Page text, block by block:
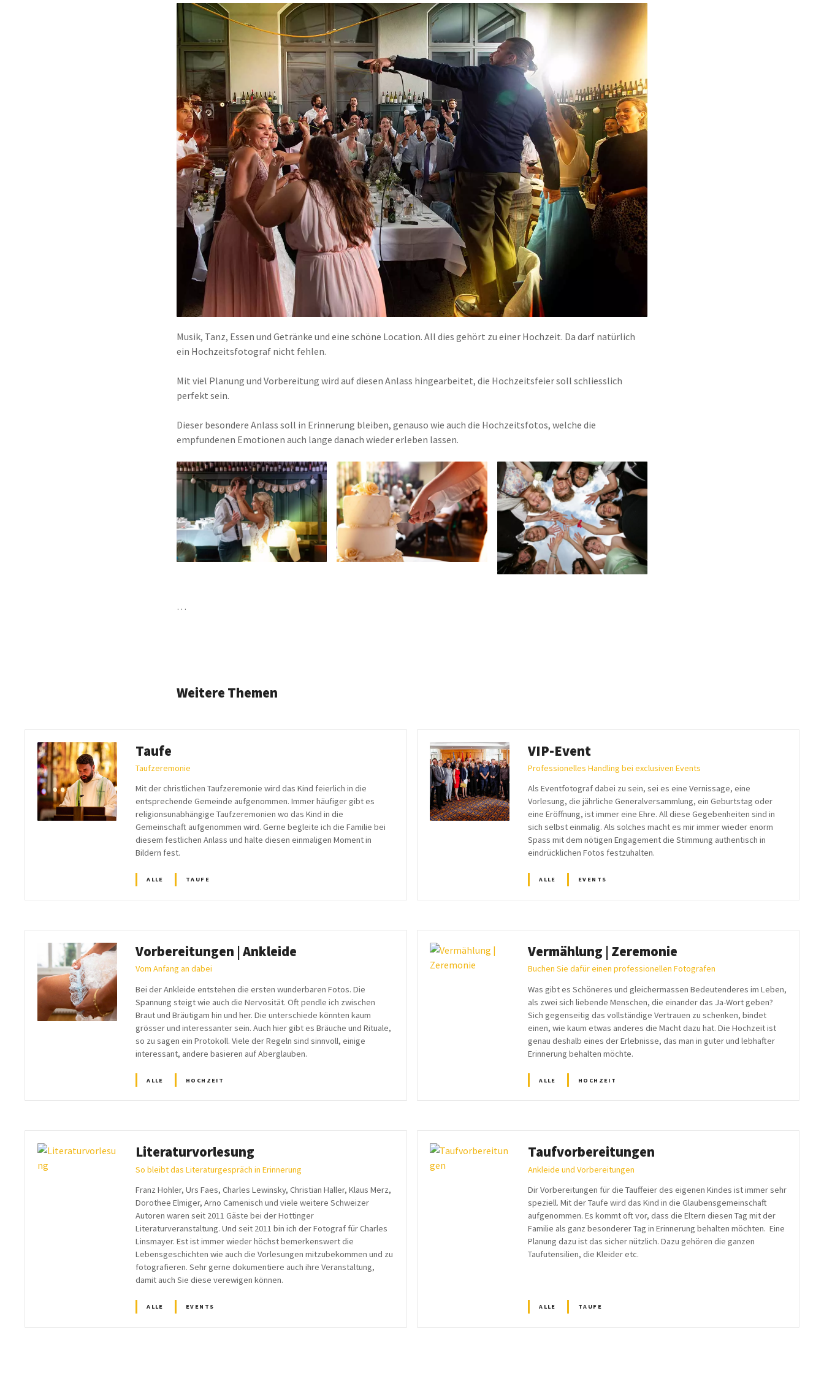
Musik, Tanz, Essen und Getränke und eine schöne Location. All dies gehört zu einer Hochzeit. Da darf natürlich
ein Hochzeitsfotograf nicht fehlen.
Mit viel Planung und Vorbereitung wird auf diesen Anlass hingearbeitet, die Hochzeitsfeier soll schliesslich
perfekt sein.
Dieser besondere Anlass soll in Erinnerung bleiben, genauso wie auch die Hochzeitsfotos, welche die
empfundenen Emotionen auch lange danach wieder erleben lassen.
…
Weitere Themen
Taufe
Taufzeremonie
Mit der christlichen Taufzeremonie wird das Kind feierlich in die
entsprechende Gemeinde aufgenommen. Immer häufiger gibt es
religionsunabhängige Taufzeremonien wo das Kind in die
Gemeinschaft aufgenommen wird. Gerne begleite ich die Familie bei
diesem festlichen Anlass und halte diesen einmaligen Moment in
Bildern fest.
ALLE TAUFE
VIP-Event
Professionelles Handling bei exclusiven Events
Als Eventfotograf dabei zu sein, sei es eine Vernissage, eine
Vorlesung, die jährliche Generalversammlung, ein Geburtstag oder
eine Eröffnung, ist immer eine Ehre. All diese Gegebenheiten sind in
sich selbst einmalig. Als solches macht es mir immer wieder enorm
Spass mit dem nötigen Engagement die Stimmung authentisch in
eindrücklichen Fotos festzuhalten.
ALLE EVENTS
Vorbereitungen | Ankleide
Vom Anfang an dabei
Bei der Ankleide entstehen die ersten wunderbaren Fotos. Die
Spannung steigt wie auch die Nervosität. Oft pendle ich zwischen
Braut und Bräutigam hin und her. Die unterschiede könnten kaum
grösser und interessanter sein. Auch hier gibt es Bräuche und Rituale,
so zu sagen ein Protokoll. Viele der Regeln sind sinnvoll, einige
interessant, andere basieren auf Aberglauben.
ALLE HOCHZEIT
Vermählung | Zeremonie
Buchen Sie dafür einen professionellen Fotografen
Was gibt es Schöneres und gleichermassen Bedeutenderes im Leben,
als zwei sich liebende Menschen, die einander das Ja-Wort geben?
Sich gegenseitig das vollständige Vertrauen zu schenken, bindet
einen, wie kaum etwas anderes die Macht dazu hat. Die Hochzeit ist
genau deshalb eines der Erlebnisse, das man in guter und lebhafter
Erinnerung behalten möchte.
ALLE HOCHZEIT
Literaturvorlesung
So bleibt das Literaturgespräch in Erinnerung
Franz Hohler, Urs Faes, Charles Lewinsky, Christian Haller, Klaus Merz,
Dorothee Elmiger, Arno Camenisch und viele weitere Schweizer
Autoren waren seit 2011 Gäste bei der Hottinger
Literaturveranstaltung. Und seit 2011 bin ich der Fotograf für Charles
Linsmayer. Est ist immer wieder höchst bemerkenswert die
Lebensgeschichten wie auch die Vorlesungen mitzubekommen und zu
fotografieren. Sehr gerne dokumentiere auch ihre Veranstaltung,
damit auch Sie diese verewigen können.
ALLE EVENTS
Taufvorbereitungen
Ankleide und Vorbereitungen
Dir Vorbereitungen für die Tauffeier des eigenen Kindes ist immer sehr
speziell. Mit der Taufe wird das Kind in die Glaubensgemeinschaft
aufgenommen. Es kommt oft vor, dass die Eltern diesen Tag mit der
Familie als ganz besonderer Tag in Erinnerung behalten möchten. Eine
Planung dazu ist das sicher nützlich. Dazu gehören die ganzen
Taufutensilien, die Kleider etc.
ALLE TAUFE